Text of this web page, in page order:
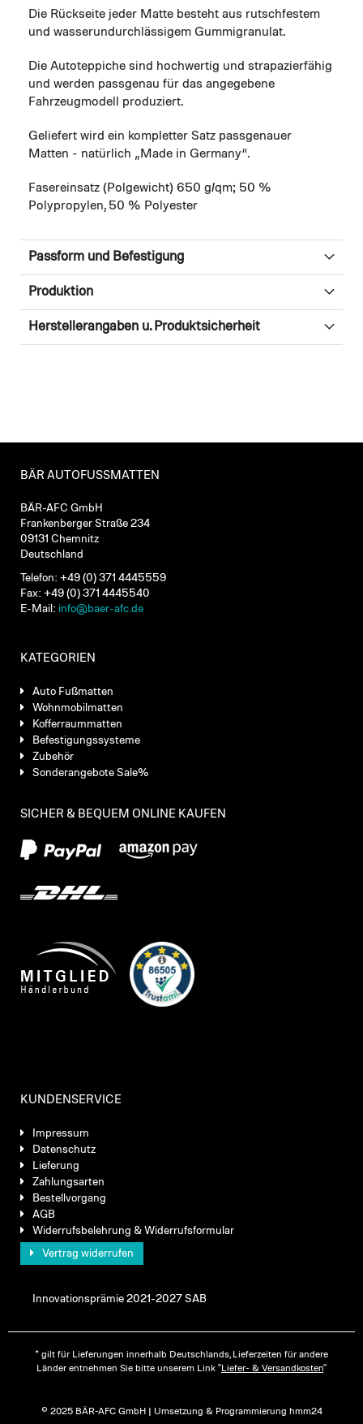
Die Rückseite jeder Matte besteht aus rutschfestem
und wasserundurchlässigem Gummigranulat.
Die Autoteppiche sind hochwertig und strapazierfähig
und werden passgenau für das angegebene
Fahrzeugmodell produziert.
Geliefert wird ein kompletter Satz passgenauer
Matten - natürlich „Made in Germany“.
Fasereinsatz (Polgewicht) 650 g/qm; 50 %
Polypropylen, 50 % Polyester
Passform und Befestigung
Produktion
Herstellerangaben u. Produktsicherheit
BÄR AUTOFUSSMATTEN
BÄR-AFC GmbH
Frankenberger Straße 234
09131 Chemnitz
Deutschland
Telefon: +49 (0) 371 4445559
Fax: +49 (0) 371 4445540
E-Mail: info@baer-afc.de
KATEGORIEN
Auto Fußmatten
Wohnmobilmatten
Kofferraummatten
Befestigungssysteme
Zubehör
Sonderangebote Sale%
SICHER & BEQUEM ONLINE KAUFEN
KUNDENSERVICE
Impressum
Datenschutz
Lieferung
Zahlungsarten
Bestellvorgang
AGB
Widerrufsbelehrung & Widerrufsformular
Vertrag widerrufen
Innovationsprämie 2021-2027 SAB
* gilt für Lieferungen innerhalb Deutschlands, Lieferzeiten für andere
Länder entnehmen Sie bitte unserem Link "Liefer- & Versandkosten"
© 2025 BÄR-AFC GmbH | Umsetzung & Programmierung hmm24